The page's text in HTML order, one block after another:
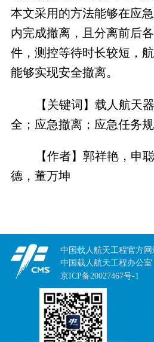
本文采用的方法能够在应
内完成撤离，且分离前后
件，测控等待时长较短，
能够实现安全撤离。
【关键词】载人航天
全；应急撤离；应急任务规
【作者】郭祥艳，申
德，董万坤
中国载人航天工程官方网
中国载人航天工程办公室
京ICP备20027467号-1